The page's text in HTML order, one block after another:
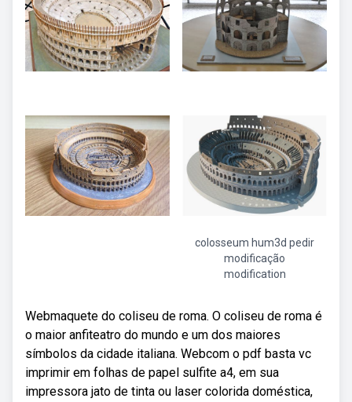
colosseum hum3d pedir
modificação
modification
Webmaquete do coliseu de roma. O coliseu de roma é
o maior anfiteatro do mundo e um dos maiores
símbolos da cidade italiana. Webcom o pdf basta vc
imprimir em folhas de papel sulfite a4, em sua
impressora jato de tinta ou laser colorida doméstica,